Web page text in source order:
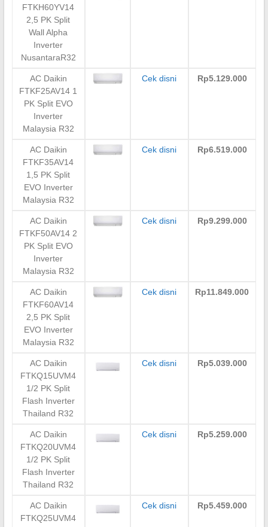
FTKH60YV14
2,5 PK Split
Wall Alpha
Inverter
NusantaraR32
AC Daikin
FTKF25AV14 1
PK Split EVO
Inverter
Malaysia R32
Cek disni Rp5.129.000
AC Daikin
FTKF35AV14
1,5 PK Split
EVO Inverter
Malaysia R32
Cek disni Rp6.519.000
AC Daikin
FTKF50AV14 2
PK Split EVO
Inverter
Malaysia R32
Cek disni Rp9.299.000
AC Daikin
FTKF60AV14
2,5 PK Split
EVO Inverter
Malaysia R32
Cek disni Rp11.849.000
AC Daikin
FTKQ15UVM4
1/2 PK Split
Flash Inverter
Thailand R32
Cek disni Rp5.039.000
AC Daikin
FTKQ20UVM4
1/2 PK Split
Flash Inverter
Thailand R32
Cek disni Rp5.259.000
AC Daikin
FTKQ25UVM4
Cek disni Rp5.459.000